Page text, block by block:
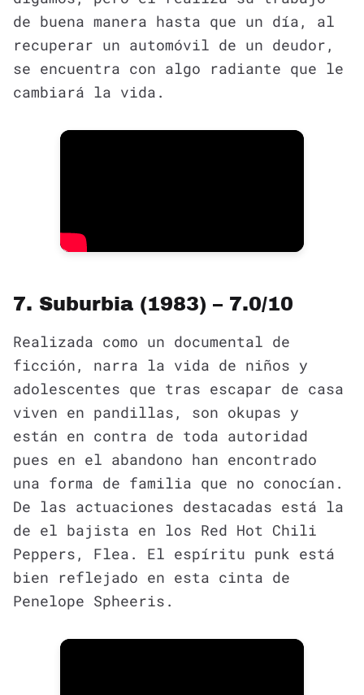
de buena manera hasta que un día, al
recuperar un automóvil de un deudor,
se encuentra con algo radiante que le
cambiará la vida.
7. Suburbia (1983) – 7.0/10
Realizada como un documental de
ficción, narra la vida de niños y
adolescentes que tras escapar de casa
viven en pandillas, son okupas y
están en contra de toda autoridad
pues en el abandono han encontrado
una forma de familia que no conocían.
De las actuaciones destacadas está la
de el bajista en los Red Hot Chili
Peppers, Flea. El espíritu punk está
bien reflejado en esta cinta de
Penelope Spheeris.